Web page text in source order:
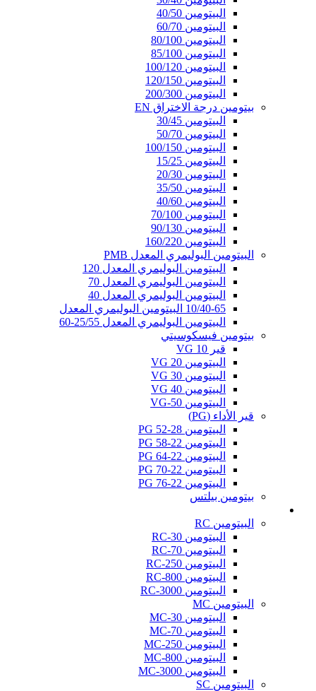
البيتومين 40/50
البيتومين 60/70
البيتومين 80/100
البيتومين 85/100
البيتومين 100/120
البيتومين 120/150
البيتومين 200/300
بيتومين درجة الاختراق EN
البيتومين 30/45
البيتومين 50/70
البيتومين 100/150
البيتومين 15/25
البيتومين 20/30
البيتومين 35/50
البيتومين 40/60
البيتومين 70/100
البيتومين 90/130
البيتومين 160/220
البيتومين البوليمري المعدل PMB
البيتومين البوليمري المعدل 120
البيتومين البوليمري المعدل 70
البيتومين البوليمري المعدل 40
10/40-65 البيتومين البوليمري المعدل
البيتومين البوليمري المعدل 25/55-60
بيتومين فيسكوسيتي
قير VG 10
البيتومين VG 20
البيتومين VG 30
البيتومين VG 40
البيتومين VG-50
قير الأداء (PG)
البيتومين PG 52-28
البيتومين PG 58-22
البيتومين PG 64-22
البيتومين PG 70-22
البيتومين PG 76-22
بيتومين بيلتس
البيتومين RC
البيتومين RC-30
البيتومين RC-70
البيتومين RC-250
البيتومين RC-800
البيتومين RC-3000
البيتومين MC
البيتومين MC-30
البيتومين MC-70
البيتومين MC-250
البيتومين MC-800
البيتومين MC-3000
البيتومين SC